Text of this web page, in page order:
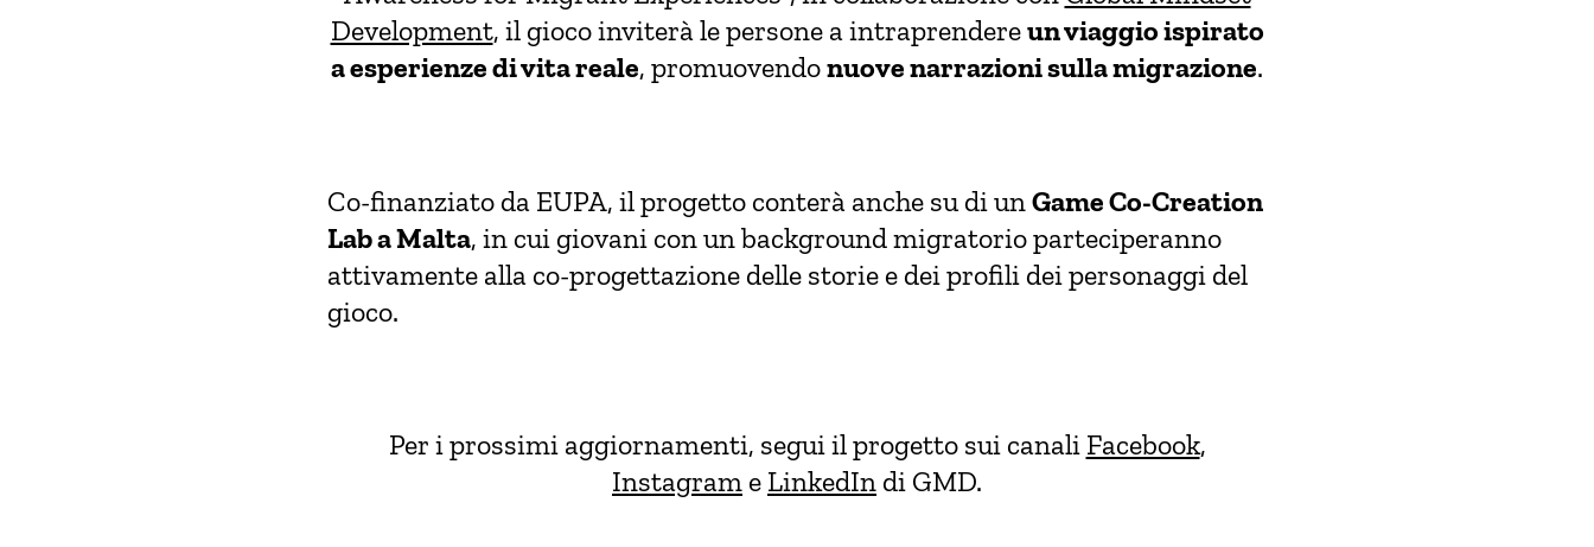
Development, il gioco inviterà le persone a intraprendereun viaggio ispirato
a esperienze di vita reale, promuovendonuove narrazioni sulla migrazione.
Co-finanziato da EUPA, il progetto conterà anche su di unGame Co-Creation
Lab a Malta, in cui giovani con un background migratorio parteciperanno
attivamente alla co-progettazione delle storie e dei profili dei personaggi del
gioco.
Per i prossimi aggiornamenti, segui il progetto sui canali Facebook,
Instagram e LinkedIn di GMD.